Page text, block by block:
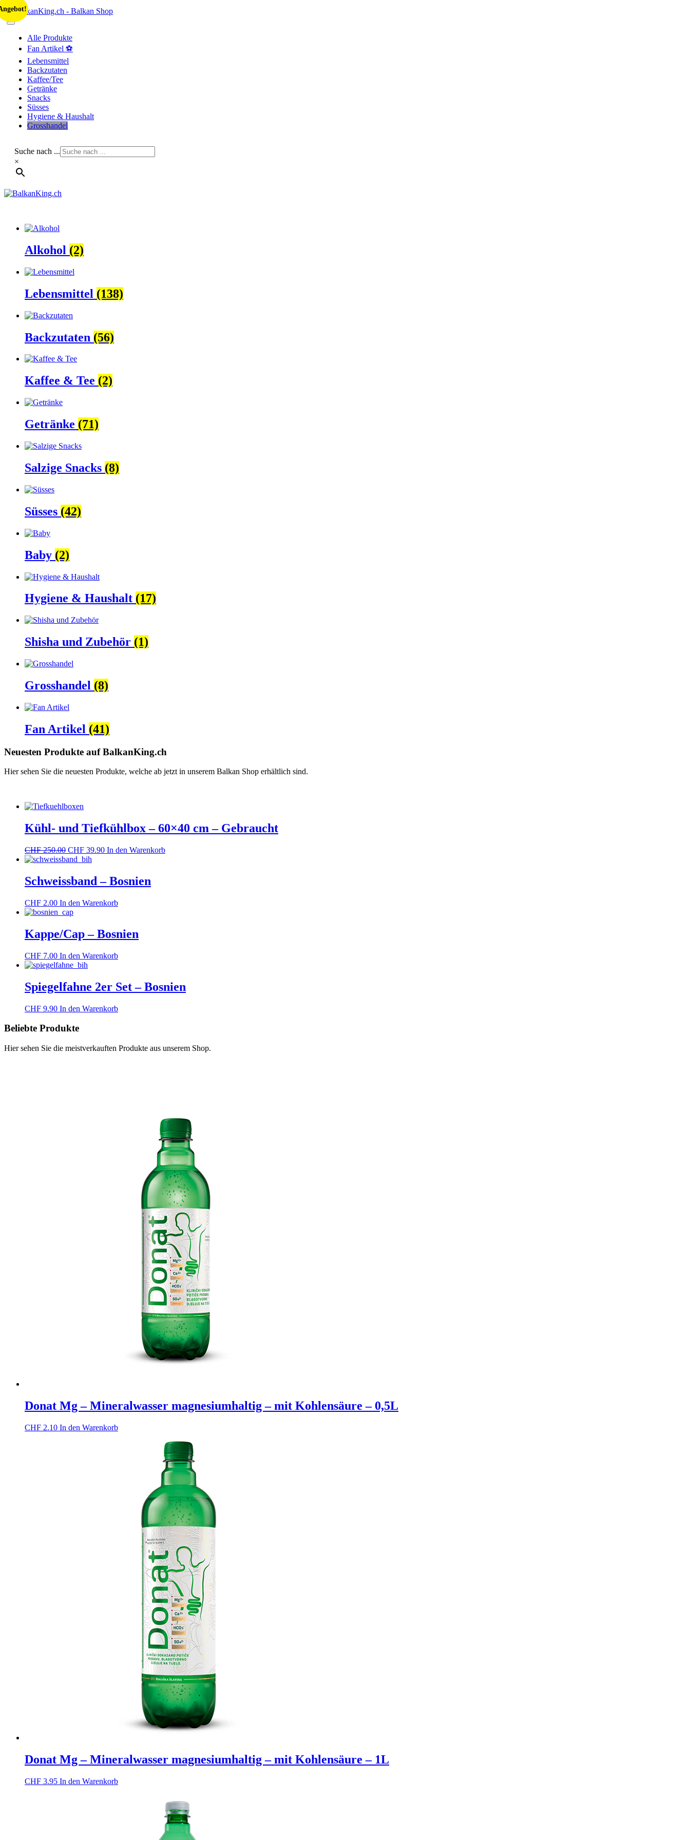
Skip
content
Alle Produkte
Fan Artikel ⚽
Lebensmittel
Backzutaten
Kaffee/Tee
Getränke
Snacks
Süsses
Hygiene & Haushalt
Grosshandel
Suche nach ...
×
Alkohol (2)
Lebensmittel (138)
Backzutaten (56)
Kaffee & Tee (2)
Getränke (71)
Salzige Snacks (8)
Süsses (42)
Baby (2)
Hygiene & Haushalt (17)
Shisha und Zubehör (1)
Grosshandel (8)
Fan Artikel (41)
Neuesten Produkte auf BalkanKing.ch
Hier sehen Sie die neuesten Produkte, welche ab jetzt in unserem Balkan Shop erhältlich sind.
Kühl- und Tiefkühlbox – 60×40 cm – Gebraucht
CHF250.00 Ursprünglicher
Preis
CHF 250.00
CHF 39.90Aktueller
CHF 39.90.
In den Warenkorb
Schweissband – Bosnien
CHF 2.00 In den Warenkorb
Kappe/Cap – Bosnien
CHF 7.00 In den Warenkorb
Spiegelfahne 2er Set – Bosnien
CHF 9.90 In den Warenkorb
Beliebte Produkte
Hier sehen Sie die meistverkauften Produkte aus unserem Shop.
Donat Mg – Mineralwasser magnesiumhaltig – mit Kohlensäure – 0,5L
CHF 2.10 In den Warenkorb
Donat Mg – Mineralwasser magnesiumhaltig – mit Kohlensäure – 1L
CHF 3.95 In den Warenkorb